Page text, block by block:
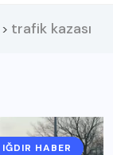
> trafik kazası
IĞDIR HABER